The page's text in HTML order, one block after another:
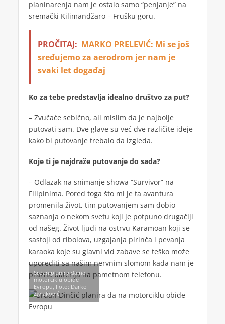
planinarenja nam je ostalo samo “penjanje” na
sremački Kilimandžaro – Frušku goru.
PROČITAJ: MARKO PRELEVIĆ: Mi se još
sređujemo za aerodrom jer nam je
svaki let događaj
Ko za tebe predstavlja idealno društvo za put?
– Zvučaće sebično, ali mislim da je najbolje
putovati sam. Dve glave su već dve različite ideje
kako bi putovanje trebalo da izgleda.
Koje ti je najdraže putovanje do sada?
– Odlazak na snimanje showa “Survivor” na
Filipinima. Pored toga što mi je ta avantura
promenila život, tim putovanjem sam dobio
saznanja o nekom svetu koji je potpuno drugačiji
od našeg. Život ljudi na ostrvu Karamoan koji se
sastoji od ribolova, uzgajanja pirinča i pevanja
karaoka koje su glavni vid zabave se teško može
uporediti sa našim nervnim slomom kada nam je
prazna baterija na pametnom telefonu.
Srđan planira da na
motorciklu obiđe
Evropu, Foto: Darko
Zivlaković